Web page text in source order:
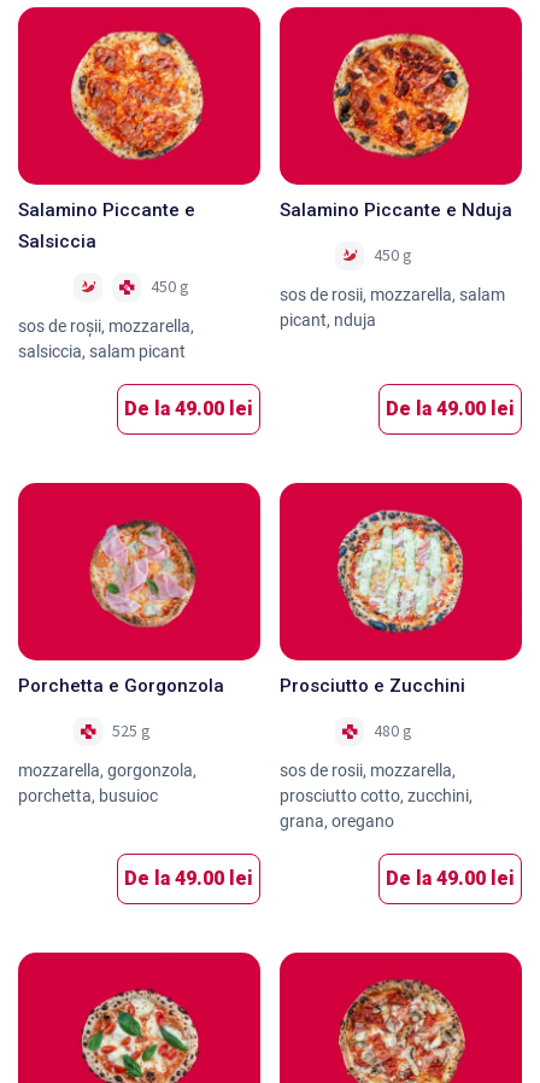
Salamino Piccante e
Salsiccia
450 g
sos de roșii, mozzarella,
salsiccia, salam picant
De la 49.00 lei
Salamino Piccante e Nduja
450 g
sos de rosii, mozzarella, salam
picant, nduja
De la 49.00 lei
Porchetta e Gorgonzola
525 g
mozzarella, gorgonzola,
porchetta, busuioc
De la 49.00 lei
Prosciutto e Zucchini
480 g
sos de rosii, mozzarella,
prosciutto cotto, zucchini,
grana, oregano
De la 49.00 lei